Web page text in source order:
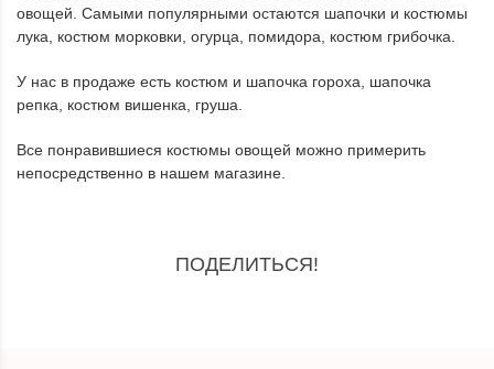
овощей. Самыми популярными остаются шапочки и костюмы
лука, костюм морковки, огурца, помидора, костюм грибочка.
У нас в продаже есть костюм и шапочка гороха, шапочка
репка, костюм вишенка, груша.
Все понравившиеся костюмы овощей можно примерить
непосредственно в нашем магазине.
ПОДЕЛИТЬСЯ!